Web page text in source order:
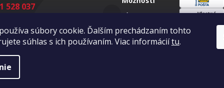
súbory cookie. Ďalším prechádzaním tohto
súhlas s ich používaním. Viac informáciítu.
528 037
528 049
16:00)
dopravy
Sloveenská
Vlastná
doprava
vyhradené.